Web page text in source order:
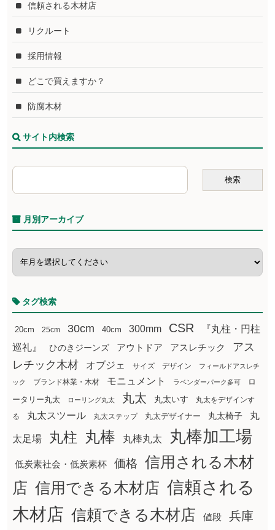
信頼される木材店
リクルート
採用情報
どこで買えますか？
防腐木材
サイト内検索
月別アーカイブ
タグ検索
20cm 25cm 30cm 40cm 300mm CSR
『丸柱・円柱
巡礼』
ひのきジーンズ アウトドア アスレチック
アス
レチック木材
オブジェ サイズ デザイン フィールドアスレチ
ック ブランド林業・木材 モニュメント ラベンダーパーク多可
ロ
ータリー丸太
ローリング丸太 丸太 丸太いす
丸太をデザインす
る
丸太スツール 丸太ステップ 丸太デザイナー 丸太椅子 丸
太足場 丸柱 丸棒 丸棒丸太 丸棒加工場
低炭素社会・低炭素杯 価格
信用される木材
店 信用できる木材店 信頼される
木材店 信頼できる木材店 値段
兵庫